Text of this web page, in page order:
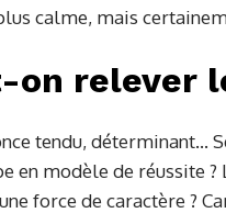
calme, mais
relever
tendu, déterminant…
en modèle de réussite
force de caractère ?